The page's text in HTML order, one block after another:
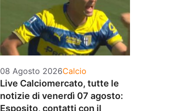
08 Agosto 2026Categorie
Calcio
Live Calciomercato, tutte le
notizie di venerdì 07 agosto:
Esposito, contatti con il